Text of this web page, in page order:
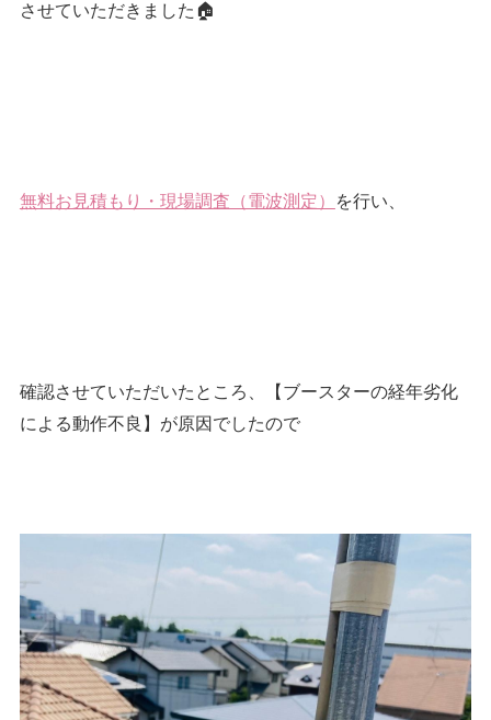
させていただきました🏠
無料お見積もり・現場調査（電波測定） を行い、
確認させていただいたところ、【ブースターの経年劣化
による動作不良】が原因でしたので